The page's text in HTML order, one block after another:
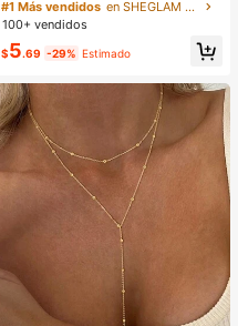
& Difuminador Prebase Marca de B
elleza Cosmética Maquillaje para
#1 Más vendidos
en SHEGLAM Maquillaje
100+ vendidos
$5.69 -29% Estimado